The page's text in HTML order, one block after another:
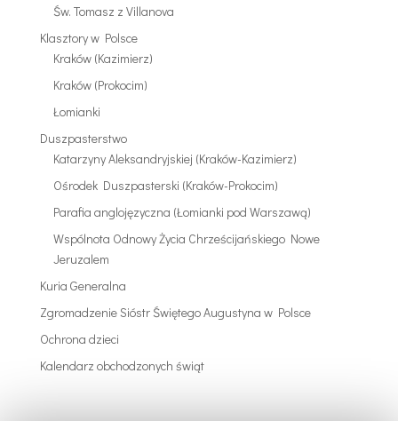
Św. Tomasz z Villanova
Klasztory w Polsce
Kraków (Kazimierz)
Kraków (Prokocim)
Łomianki
Duszpasterstwo
Katarzyny Aleksandryjskiej (Kraków-Kazimierz)
Ośrodek Duszpasterski (Kraków-Prokocim)
Parafia anglojęzyczna (Łomianki pod Warszawą)
Wspólnota Odnowy Życia Chrześcijańskiego Nowe
Jeruzalem
Kuria Generalna
Zgromadzenie Sióstr Świętego Augustyna w Polsce
Ochrona dzieci
Kalendarz obchodzonych świąt